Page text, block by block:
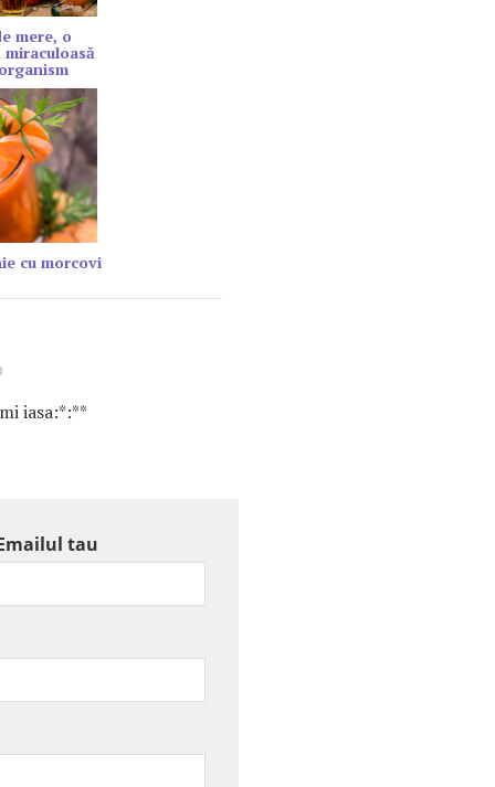
mere, o
cu morcovi
iasa:*:**
tau